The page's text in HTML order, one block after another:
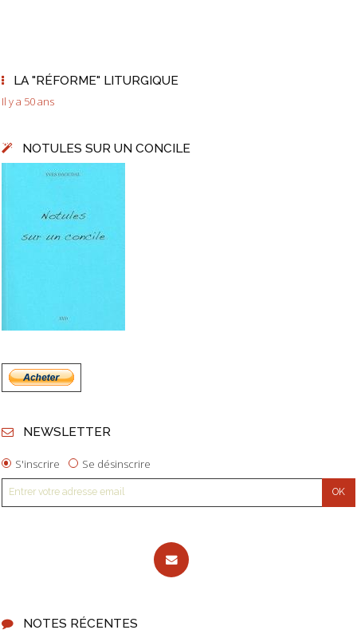
LA "RÉFORME" LITURGIQUE
Il y a 50 ans
NOTULES SUR UN CONCILE
NEWSLETTER
S'inscrire Se désinscrire
NOTES RÉCENTES